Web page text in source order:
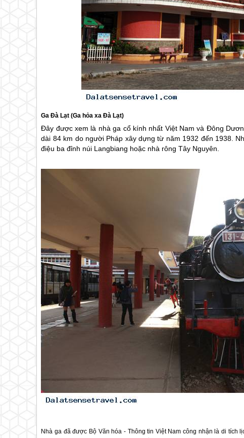
GaĐà Lạt (Ga hỏa xaĐà Lạt)
Đây được xem là nhà ga cổ kính nhất Việt Nam và Đông
dài 84 km do người Pháp xây dựng từ năm 1932 đến 1938.
điệu ba đỉnh núi Langbiang hoặc nhà rông Tây Nguyên.
Nhà ga đã được Bộ Văn hóa - Thông tin Việt Nam công nhận là di